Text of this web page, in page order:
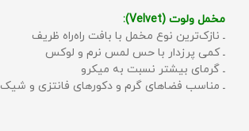
مخمل ولوت (Velvet):
ـ نازک‌ترین نوع مخمل با بافت راه‌راه ظریف
ـ کمی پرزدار با حس لمس نرم و لوکس
ـ گرمای بیشتر نسبت به میکرو
ـ مناسب فضاهای گرم و دکورهای فانتزی و شیک